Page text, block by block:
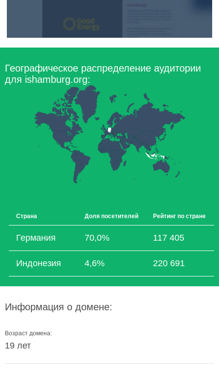
Географическое распределение аудитории
для ishamburg.org:
Страна Доля посетителей Рейтинг по стране
Германия 70,0% 117 405
Индонезия 4,6% 220 691
Информация о домене:
Возраст домена:
19 лет